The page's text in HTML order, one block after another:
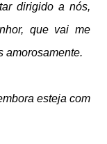
dirigido a nós,
que vai me
amorosamente.
esteja com